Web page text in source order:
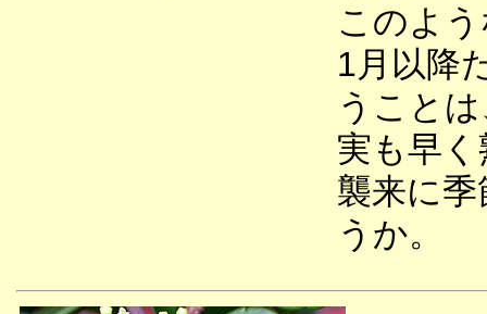
このよ
1月以降
うこと
実も早
襲来に
うか。